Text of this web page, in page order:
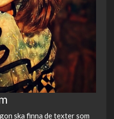
ska finna de texter som